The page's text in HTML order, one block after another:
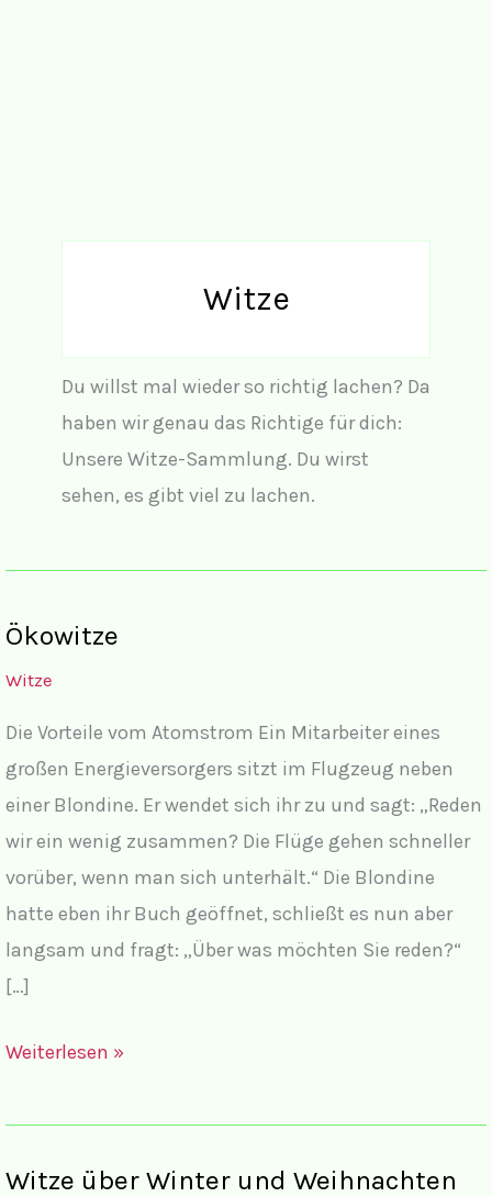
Witze
Du willst mal wieder so richtig lachen? Da
haben wir genau das Richtige für dich:
Unsere Witze-Sammlung. Du wirst
sehen, es gibt viel zu lachen.
Ökowitze
Witze
Die Vorteile vom Atomstrom Ein Mitarbeiter eines
großen Energieversorgers sitzt im Flugzeug neben
einer Blondine. Er wendet sich ihr zu und sagt: „Reden
wir ein wenig zusammen? Die Flüge gehen schneller
vorüber, wenn man sich unterhält.“ Die Blondine
hatte eben ihr Buch geöffnet, schließt es nun aber
langsam und fragt: „Über was möchten Sie reden?“
[…]
Ökowitze
Weiterlesen »
Witze über Winter und Weihnachten